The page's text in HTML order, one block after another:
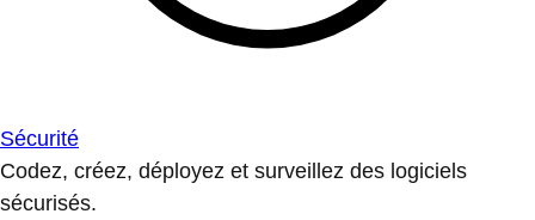
Sécurité
Codez, créez, déployez et surveillez des logiciels
sécurisés.